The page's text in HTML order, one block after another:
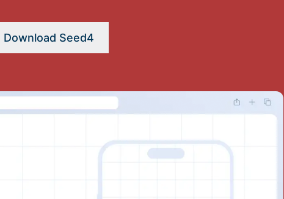
Download Seed4